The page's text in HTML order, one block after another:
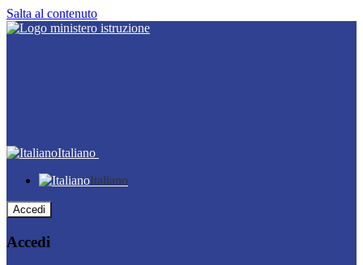
Salta al contenuto
Italiano
Italiano
Accedi
Accedi